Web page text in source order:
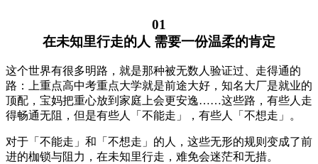
01
在未知里行走的人 需要一份温柔的肯定
这个世界有很多明路，就是那种被无数人验证过、走得通的
路：上重点高中考重点大学就是前途大好，知名大厂是就业的
顶配，宝妈把重心放到家庭上会更安逸……这些路，有些人走
得畅通无阻，但是有些人「不能走」，有些人「不想走」。
对于「不能走」和「不想走」的人，这些无形的规则变成了前
进的枷锁与阻力，在未知里行走，难免会迷茫和无措。